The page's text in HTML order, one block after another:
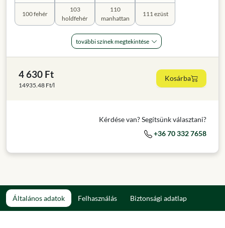
100 fehér
103
holdfehér
110
manhattan
111 ezüst
további színek megtekintése
4 630 Ft
14935.48 Ft/l
Kosárba
Kérdése van? Segítsünk választani?
+36 70 332 7658
Általános adatok Felhasználás Biztonsági adatlap